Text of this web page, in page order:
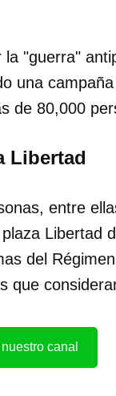
"guerra"
una
de 80,000
Libertad
entre
Libertad
del
que
canal